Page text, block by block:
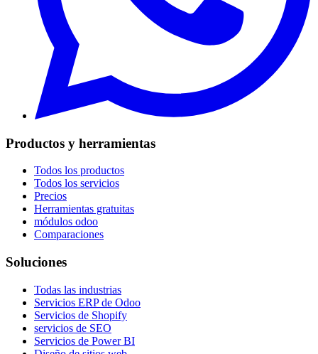
Productos y herramientas
Todos los productos
Todos los servicios
Precios
Herramientas gratuitas
módulos odoo
Comparaciones
Soluciones
Todas las industrias
Servicios ERP de Odoo
Servicios de Shopify
servicios de SEO
Servicios de Power BI